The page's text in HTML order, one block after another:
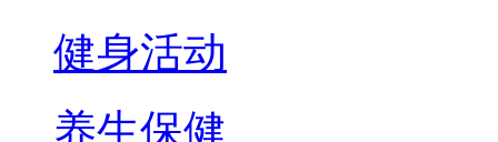
健身活动
养生保健